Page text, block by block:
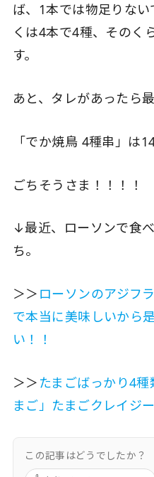
ば、1本では物足りな
くは4本で4種、そのく
す。
あと、タレがあったら
「でか焼鳥 4種串」は
ごちそうさま！！！！
↓最近、ローソンで食
ち。
＞＞ ローソンのアジフ
で本当に美味しいから
い！！
＞＞ たまごばっかり4
まご」たまごクレイジ
この記事はどうでしたか？